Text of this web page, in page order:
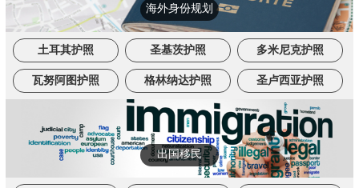
海外身份规划
土耳其护照 圣基茨护照 多米尼克护照
瓦努阿图护照 格林纳达护照 圣卢西亚护照
出国移民